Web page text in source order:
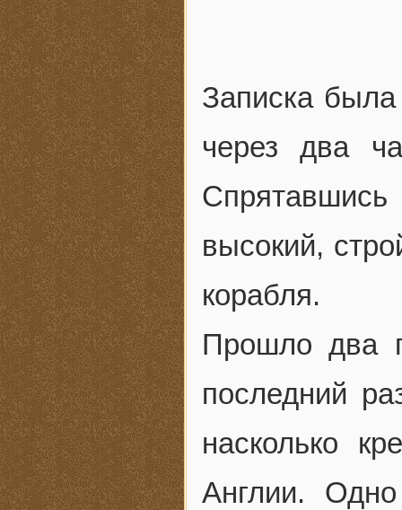
Записка
через два
высокий,
корабля.
Прошло два
последний
насколько
Англии.